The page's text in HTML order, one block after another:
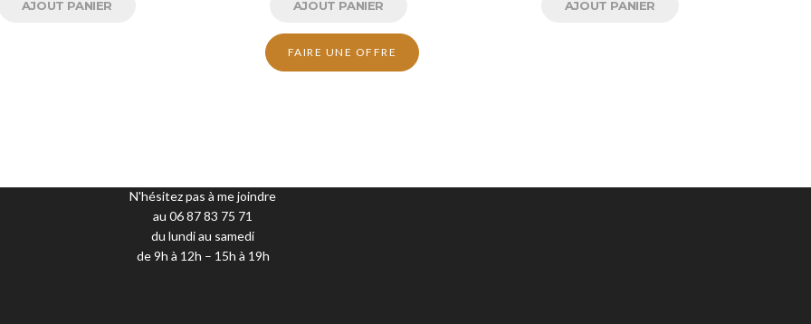
AJOUT PANIER AJOUT PANIER
FAIRE UNE OFFRE
AJOUT PANIER
N'hésitez pas à me joindre
au 06 87 83 75 71
du lundi au samedi
de 9h à 12h – 15h à 19h